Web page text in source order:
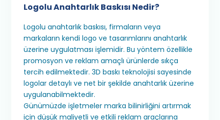
Logolu Anahtarlık Baskısı Nedir?
Logolu anahtarlık baskısı, firmaların veya
markaların kendi logo ve tasarımlarını anahtarlık
üzerine uygulatması işlemidir. Bu yöntem özellikle
promosyon ve reklam amaçlı ürünlerde sıkça
tercih edilmektedir. 3D baskı teknolojisi sayesinde
logolar detaylı ve net bir şekilde anahtarlık üzerine
uygulanabilmektedir.
Günümüzde işletmeler marka bilinirliğini artırmak
için düşük maliyetli ve etkili reklam araçlarına